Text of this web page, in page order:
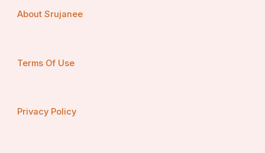
About Srujanee
Terms Of Use
Privacy Policy